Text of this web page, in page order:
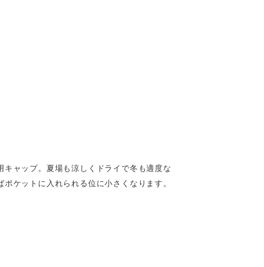
ャップ。夏場も涼しくドライで冬も適度な
ケットに入れられる位に小さくなります。